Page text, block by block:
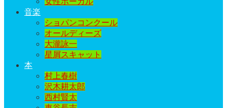
音楽
ショパンコンクール
オールディーズ
大瀧詠一
星屑スキャット
本
村上春樹
沢木耕太郎
西村賢太